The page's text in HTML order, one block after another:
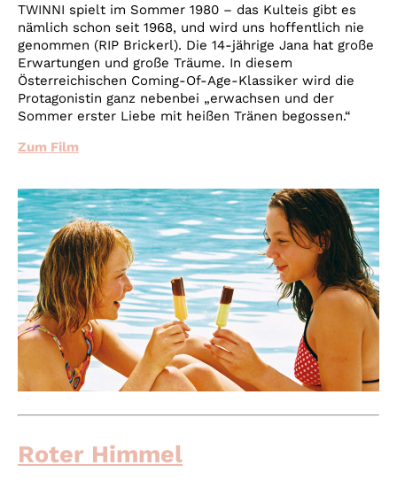
TWINNI spielt im Sommer 1980 – das Kulteis gibt es
nämlich schon seit 1968, und wird uns hoffentlich nie
genommen (RIP Brickerl). Die 14-jährige Jana hat große
Erwartungen und große Träume. In diesem
Österreichischen Coming-Of-Age-Klassiker wird die
Protagonistin ganz nebenbei „erwachsen und der
Sommer erster Liebe mit heißen Tränen begossen.“
Zum Film
Roter Himmel